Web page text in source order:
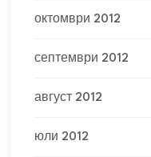
октомври 2012
септември 2012
август 2012
юли 2012